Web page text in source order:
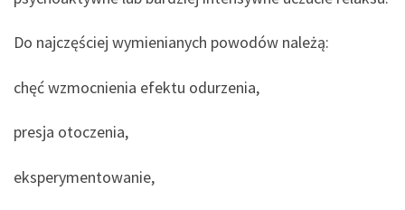
Do najczęściej wymienianych powodów należą:
chęć wzmocnienia efektu odurzenia,
presja otoczenia,
eksperymentowanie,